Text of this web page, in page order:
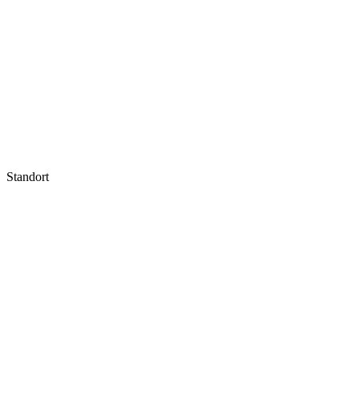
Standort